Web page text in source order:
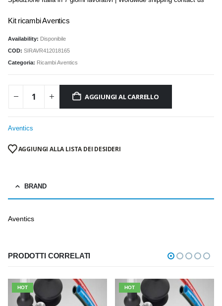
Kit ricambi Aventics
Availability: Disponibile
COD: SIRAVR412018165
Categoria: Ricambi Aventics
AGGIUNGI AL CARRELLO
Aventics
AGGIUNGI ALLA LISTA DEI DESIDERI
BRAND
Aventics
PRODOTTI CORRELATI
HOT HOT